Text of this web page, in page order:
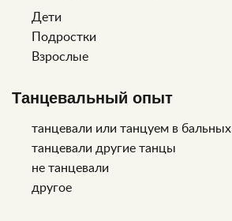
Дети
Подростки
Взрослые
Танцевальный опыт
танцевали или танцуем в бальных
танцевали другие танцы
не танцевали
другое